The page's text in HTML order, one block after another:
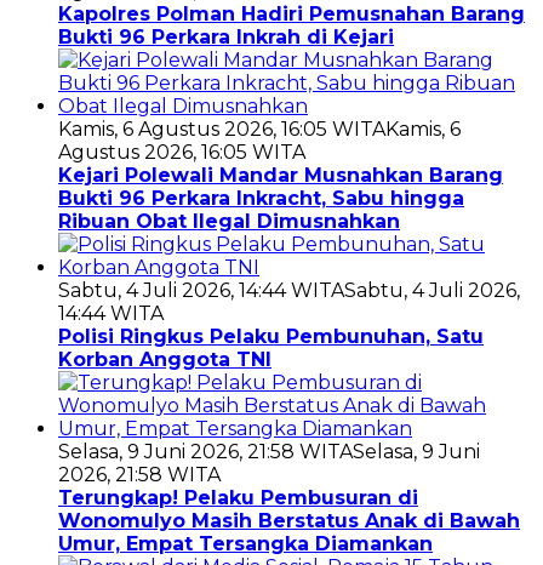
Kapolres Polman Hadiri Pemusnahan Barang
Bukti 96 Perkara Inkrah di Kejari
Kamis, 6 Agustus 2026, 16:05 WITAKamis, 6
Agustus 2026, 16:05 WITA
Kejari Polewali Mandar Musnahkan Barang
Bukti 96 Perkara Inkracht, Sabu hingga
Ribuan Obat Ilegal Dimusnahkan
Sabtu, 4 Juli 2026, 14:44 WITASabtu, 4 Juli 2026,
14:44 WITA
Polisi Ringkus Pelaku Pembunuhan, Satu
Korban Anggota TNI
Selasa, 9 Juni 2026, 21:58 WITASelasa, 9 Juni
2026, 21:58 WITA
Terungkap! Pelaku Pembusuran di
Wonomulyo Masih Berstatus Anak di Bawah
Umur, Empat Tersangka Diamankan